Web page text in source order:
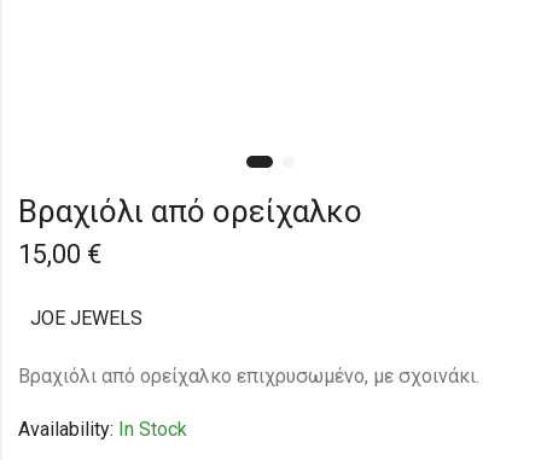
Βραχιόλι από ορείχαλκο
15,00 €
JOE JEWELS
Bραχιόλι από ορείχαλκο επιχρυσωμένο, με σχοινάκι.
Availability: In Stock